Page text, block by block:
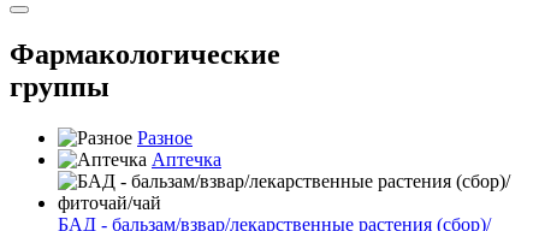
Фармакологические
группы
Разное
Аптечка
БАД - бальзам/взвар/лекарственные растения (сбор)/